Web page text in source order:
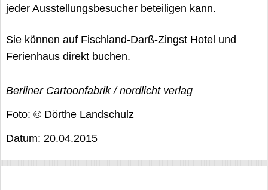
jeder Ausstellungsbesucher beteiligen kann.
Sie können auf Fischland-Darß-Zingst Hotel und
Ferienhaus direkt buchen.
Berliner Cartoonfabrik / nordlicht verlag
Foto: © Dörthe Landschulz
Datum: 20.04.2015